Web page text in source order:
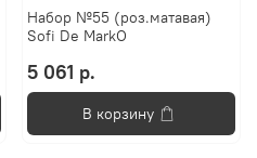
Набор №55 (роз.матавая)
Sofi De MarkO
5 061 р.
В корзину